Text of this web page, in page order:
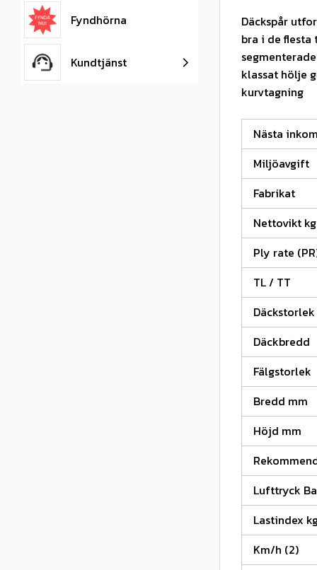
Däckspår
bra i de flesta
klassat hölje
kurvtagning
Nästa
Miljöavgift
Fabrikat
Nettovikt kg
Ply rate
TL / TT
Däckstorlek
Däckbredd
Fälgstorlek
Bredd mm
Höjd mm
Lufttryck
Lastindex
Km/h (2)
Fyndhörna
Kundtjänst